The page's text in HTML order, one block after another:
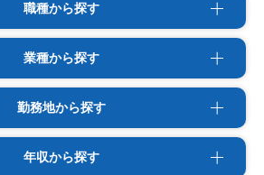
職種から探す
業種から探す
勤務地から探す
年収から探す